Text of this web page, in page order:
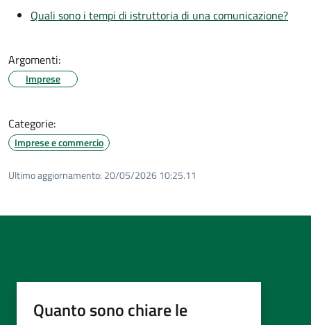
Quali sono i tempi di istruttoria di una comunicazione?
Argomenti:
Imprese
Categorie:
Imprese e commercio
Ultimo aggiornamento: 20/05/2026 10:25.11
Quanto sono chiare le